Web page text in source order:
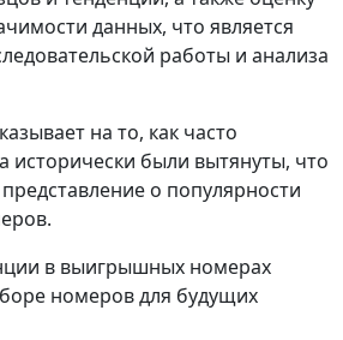
данных, что является
работы и анализа
на то, как часто
исторически были вытянуты, что
о популярности
в выигрышных номерах
номеров для будущих